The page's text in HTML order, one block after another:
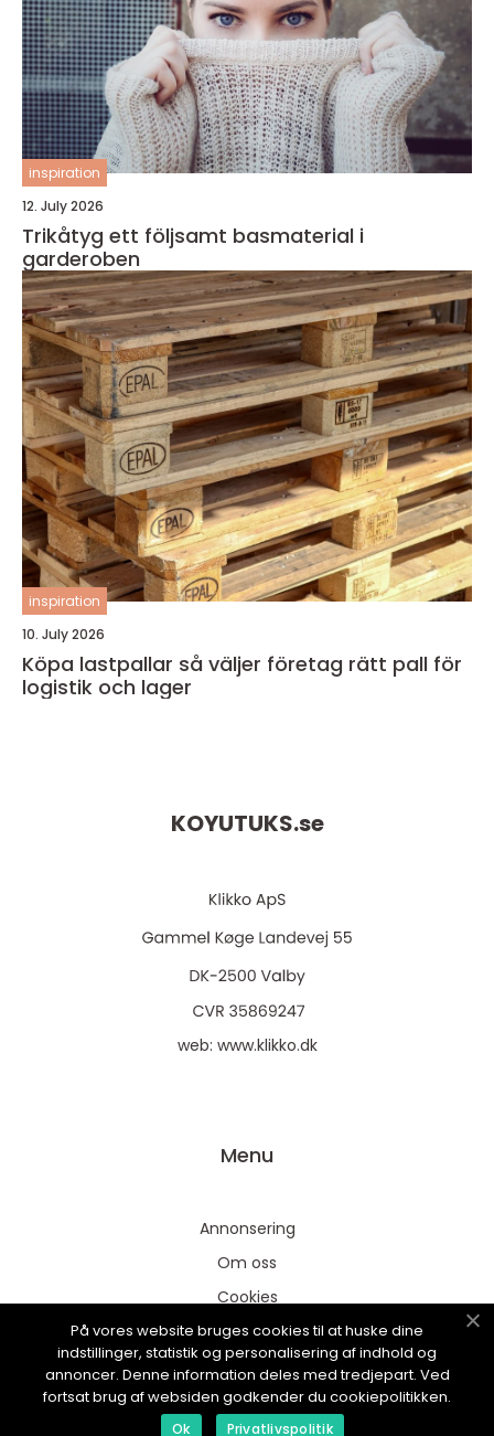
inspiration
12. July 2026
Trikåtyg ett följsamt basmaterial i
garderoben
inspiration
10. July 2026
Köpa lastpallar så väljer företag rätt pall för
logistik och lager
KOYUTUKS.se
web: www.klikko.dk
Menu
Annonsering
Om oss
Cookies
Kontakta oss
Sitemap
På vores website bruges cookies til at huske dine
indstillinger, statistik og personalisering af indhold og
annoncer. Denne information deles med tredjepart. Ved
fortsat brug af websiden godkender du cookiepolitikken.
Ok Privatlivspolitik